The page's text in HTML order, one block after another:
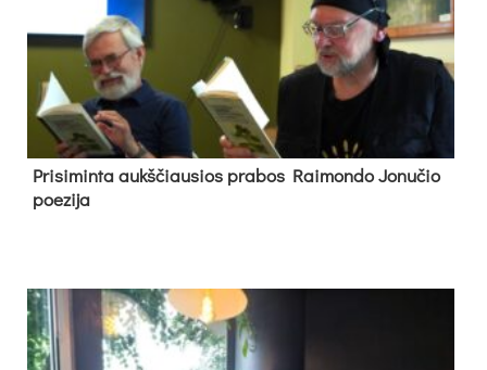
Pri­si­min­ta aukš­čiau­sios pra­bos Rai­mon­do Jo­nu­čio
poe­zi­ja